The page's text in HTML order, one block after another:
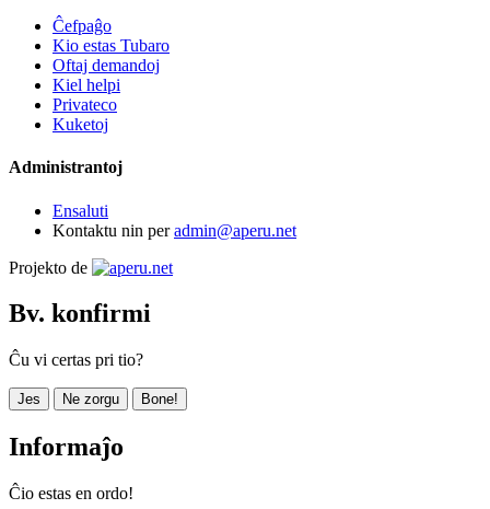
Ĉefpaĝo
Kio estas Tubaro
Oftaj demandoj
Kiel helpi
Privateco
Kuketoj
Administrantoj
Ensaluti
Kontaktu nin peradmin@aperu.net
Projekto de
Bv. konfirmi
Ĉu vi certas pri tio?
Jes Ne zorgu Bone!
Informaĵo
Ĉio estas en ordo!